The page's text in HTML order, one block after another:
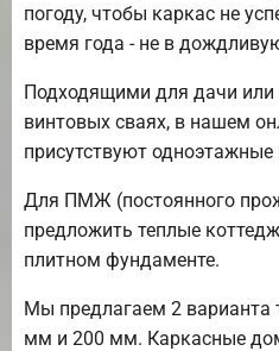
погоду, чтобы каркас не
время года - не в
Подходящими для дачи
винтовых сваях, в нашем
присутствуют
Для ПМЖ (постоянного
предложить теплые
плитном фундаменте.
Мы предлагаем 2 варианта
мм и 200 мм. Каркасные